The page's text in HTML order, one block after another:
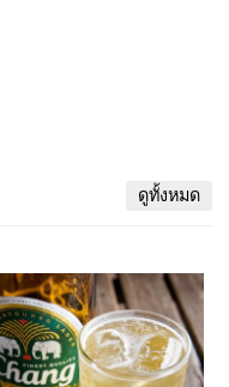
ดูทั้งหมด